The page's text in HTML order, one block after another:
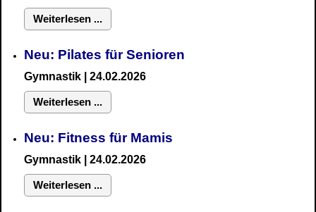
Weiterlesen ...
Neu: Pilates für Senioren
Gymnastik | 24.02.2026
Weiterlesen ...
Neu: Fitness für Mamis
Gymnastik | 24.02.2026
Weiterlesen ...